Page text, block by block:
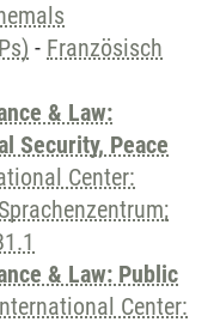
- Französisch
& Law:
Security, Peace
Center:
& Law: Public
Center: